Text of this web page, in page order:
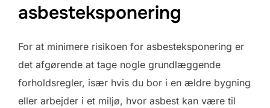
asbesteksponering
For at minimere risikoen for asbesteksponering er
det afgørende at tage nogle grundlæggende
forholdsregler, især hvis du bor i en ældre bygning
eller arbejder i et miljø, hvor asbest kan være til